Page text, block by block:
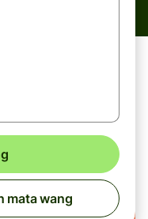
mata wang